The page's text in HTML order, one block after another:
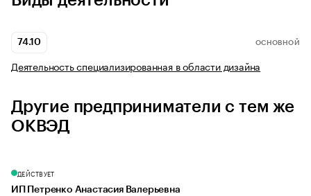
74.10 ОСНОВНОЙ
Деятельность специализированная в области дизайна
Другие предприниматели с тем же
ОКВЭД
ДЕЙСТВУЕТ
ИП Петренко Анастасия Валерьевна